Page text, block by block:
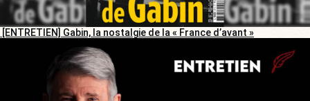
[ENTRETIEN] Gabin, la nostalgie de la « France d’avant »